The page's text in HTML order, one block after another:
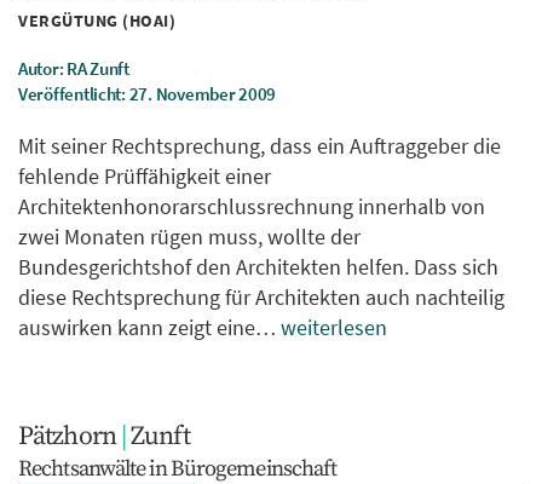
VERGÜTUNG (HOAI)
Autor: RA Zunft
Veröffentlicht: 27. November 2009
Mit seiner Rechtsprechung, dass ein Auftraggeber die
fehlende Prüffähigkeit einer
Architektenhonorarschlussrechnung innerhalb von
zwei Monaten rügen muss, wollte der
Bundesgerichtshof den Architekten helfen. Dass sich
diese Rechtsprechung für Architekten auch nachteilig
auswirken kann zeigt eine… weiterlesen
Pätzhorn Zunft
Rechtsanwälte in Bürogemeinschaft